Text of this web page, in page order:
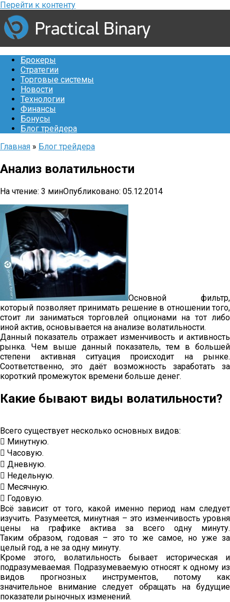
Перейти к контенту
Брокеры
Стратегии
Торговые системы
Новости
Технологии
Финансы
Бонусы
Блог трейдера
Главная » Блог трейдера
Анализ волатильности
На чтение: 3 минОпубликовано: 05.12.2014
Основной фильтр,
который позволяет принимать решение в отношении того,
стоит ли заниматься торговлей опционами на тот либо
иной актив, основывается на анализе волатильности.
Данный показатель отражает изменчивость и активность
рынка. Чем выше данный показатель, тем в большей
степени активная ситуация происходит на рынке.
Соответственно, это даёт возможность заработать за
короткий промежуток времени больше денег.
Какие бывают виды волатильности?
Всего существует несколько основных видов:
 Минутную.
 Часовую.
 Дневную.
 Недельную.
 Месячную.
 Годовую.
Всё зависит от того, какой именно период нам следует
изучить. Разумеется, минутная – это изменчивость уровня
цены на графике актива за всего одну минуту.
Таким образом, годовая – это то же самое, но уже за
целый год, а не за одну минуту.
Кроме этого, волатильность бывает историческая и
подразумеваемая. Подразумеваемую относят к одному из
видов прогнозных инструментов, потому как
значительное внимание следует обращать на будущие
показатели рыночных изменений.